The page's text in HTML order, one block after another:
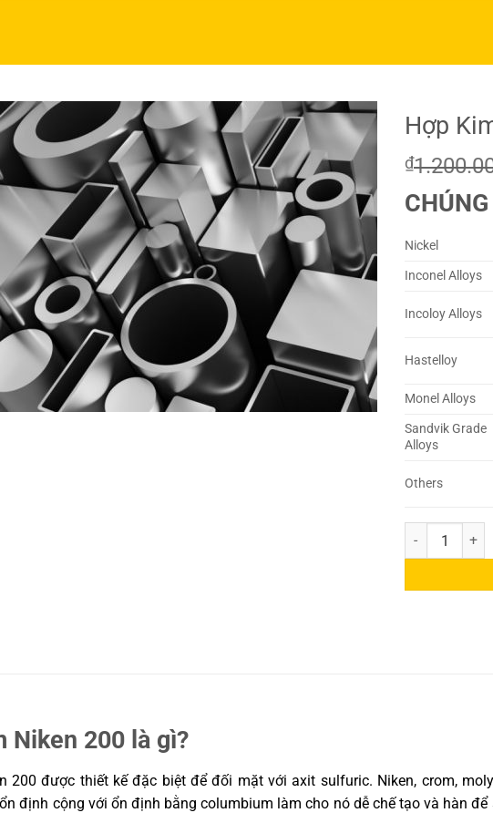
Hợp
₫
Nickel
Inconel Alloys
Incoloy Alloys
Hastelloy
Monel Alloys
Sandvik Grade
Alloys
Others
Hợp Kim
Niken 200 là gì?
200 được thiết kế đặc biệt để đối mặt với axit sulfuric. Niken, crom,
định cộng với ổn định bằng columbium làm cho nó dễ chế tạo và hàn